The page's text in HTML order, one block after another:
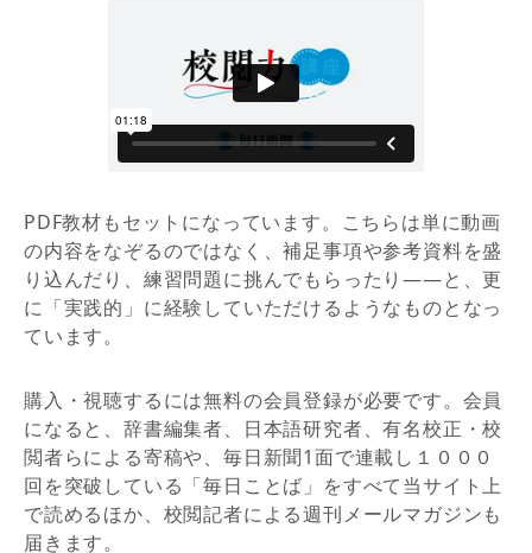
PDF教材もセットになっています。こちらは単に動画
の内容をなぞるのではなく、補⾜事項や参考資料を盛
り込んだり、練習問題に挑んでもらったり――と、更
に「実践的」に経験していただけるようなものとなっ
ています。
購入・視聴するには無料の会員登録が必要です。会員
になると、辞書編集者、日本語研究者、有名校正・校
閲者らによる寄稿や、毎日新聞1面で連載し１０００
回を突破している「毎日ことば」をすべて当サイト上
で読めるほか、校閲記者による週刊メールマガジンも
届きます。